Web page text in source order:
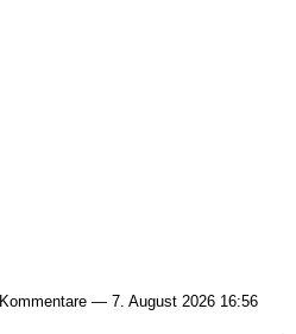
Kommentare — 7. August 2026 16:56